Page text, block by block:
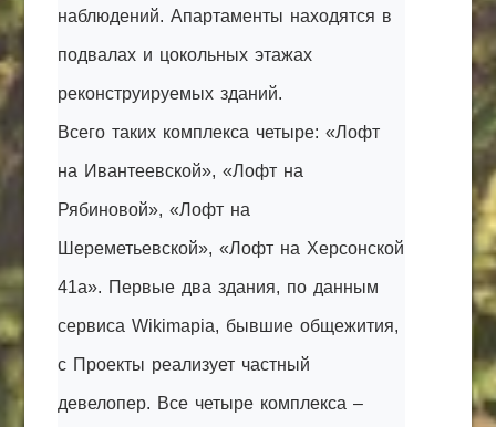
наблюдений. Апартаменты находятся в
подвалах и цокольных этажах
реконструируемых зданий.
Всего таких комплекса четыре: «Лофт
на Ивантеевской», «Лофт на
Рябиновой», «Лофт на
Шереметьевской», «Лофт на Херсонской
41а». Первые два здания, по данным
сервиса Wikimapia, бывшие общежития,
с Проекты реализует частный
девелопер. Все четыре комплекса –